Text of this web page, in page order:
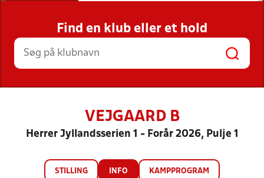
INDHOLD OG NYHEDER
STILLINGER, RESULTATER, KLUBBER OG
HOLD
Find en klub eller et hold
VEJGAARD B
Herrer Jyllandsserien 1 - Forår 2026, Pulje 1
STILLING INFO KAMPPROGRAM